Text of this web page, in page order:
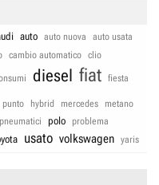
auto auto nuova
auto usata
cambio automatico clio
diesel fiat fiesta
punto hybrid mercedes
metano
pneumatici polo
problema
usato volkswagen yaris